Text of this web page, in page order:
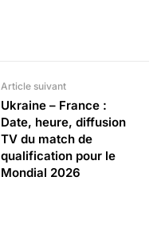
Article suivant
Ukraine – France :
Date, heure, diffusion
TV du match de
qualification pour le
Mondial 2026